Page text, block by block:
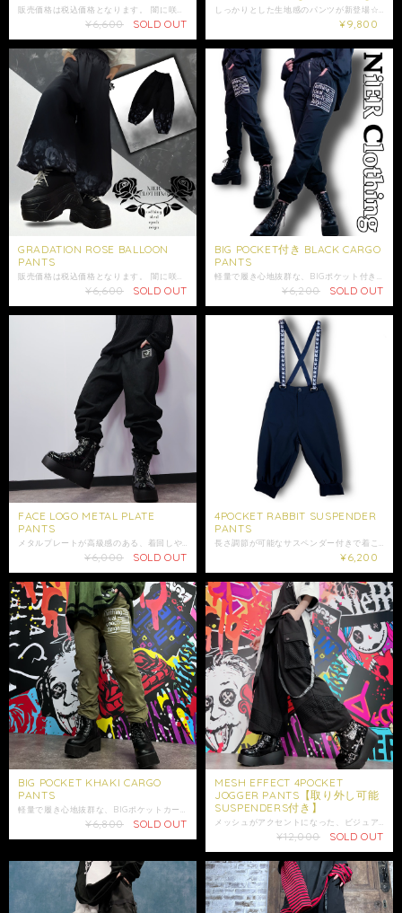
¥6,600 SOLD OUT ¥9,800
GRADATION ROSE BALLOON
PANTS
¥6,600 SOLD OUT
BIG POCKET付き BLACK CARGO
PANTS
¥6,200 SOLD OUT
FACE LOGO METAL PLATE
PANTS
¥6,000 SOLD OUT
4POCKET RABBIT SUSPENDER
PANTS
¥6,200
BIG POCKET KHAKI CARGO
PANTS
¥6,800 SOLD OUT
MESH EFFECT 4POCKET
JOGGER PANTS【取り外し可能
SUSPENDERS付き】
¥12,000 SOLD OUT